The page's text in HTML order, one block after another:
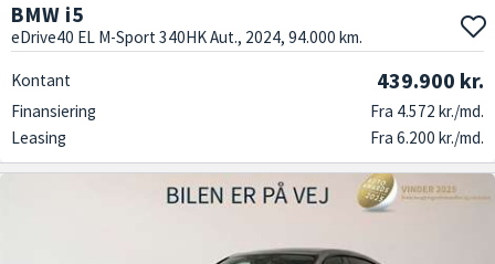
BMW i5
eDrive40 EL M-Sport 340HK Aut., 2024, 94.000 km.
Kontant 439.900 kr.
Finansiering
Fra 4.572 kr./md.
Leasing
Fra 6.200 kr./md.